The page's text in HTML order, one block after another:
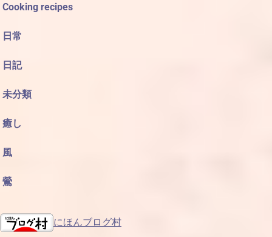
Cooking recipes
日常
日記
未分類
癒し
風
鶯
にほんブログ村